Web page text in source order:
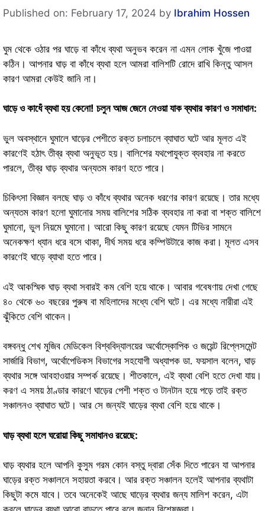
Published on: February 17, 2024 by Ibrahim Hossen
ঘুম থেকে ওঠার পর ঘাড়ে বা কাঁধে ব্যথা অনুভব করেন না এমন লোক খুঁজে পাওয়া
কঠিন। আপনার ঘাড় বা কাঁধে ব্যথা হলে আমরা বালিশটি রোদে রাখি কিন্তু আসল
কারণ আমরা কেউই জানি না।
ঘাড়ে ও কাধেঁ ব্যথা হয় কেনো! চলুন আজ জেনে নেওয়া যাক ব্যথার কারণ ও সমাধান:
ভুল অবস্থানে ঘুমালে ঘাড়ের পেশীতে রক্ত ​​চলাচলে ব্যাঘাত ঘটে আর মূলত এই
কারণেই হঠাৎ তীব্র ব্যথা অনুভূত হয়। বালিশের যথপোযুক্ত ব্যবহার না করতে
পারলে, তীব্র ঘাড় ব্যথার অন্যতম কারণ হতে পারে।
চিকিৎসা বিজ্ঞান বলছে ঘাড় ও কাঁধে ব্যথার অনেক ধরণের কারণ রয়েছে। তার মধ্যে
অন্যতম কারণ হলো ঘুমানোর সময় বালিশের সঠিক ব্যবহার না করা বা শক্ত বালিশে
ঘুমানো, ভুল নিয়মে ঘুমানো। আরো কিছু কারণ রয়েছে যেমন টিভির সামনে
অনেকক্ষণ ধ্যান ধরে বসে থাকা, দীর্ঘ সময় ধরে কম্পিউটারে কাজ করা। মূলত এসব
কারণেই ঘাড়ে ব্যাথা হতে পারে।
এই আকস্মিক ঘাড় ব্যথা সবারই কম বেশি হয়ে থাকে। আবার গবেষণায় দেখা গেছে
৪০ থেকে ৬০ বছরের পুরুষ বা মহিলাদের মধ্যে বেশি ঘটে। এর মধ্যে নারীরা এই
ঝুঁকিতে বেশি থাকেন।
বঙ্গবন্ধু শেখ মুজিব মেডিকেল বিশ্ববিদ্যালয়ের অর্থোস্কোপিক ও জয়েন্ট রিপ্লেসমেন্ট
সার্জারি বিভাগ, অর্থোপেডিকস বিভাগের সহযোগী অধ্যাপক ডা. ফয়সাল বলেন, ঘাড়
ব্যথার সঙ্গে আবহাওয়ার সম্পর্ক রয়েছে। শীতকালে, এই ব্যথা বেশি হতে দেখা যায়।
করণ এ সময় ঠাণ্ডার কারণে ঘাড়ের পেশী শক্ত ও টানটান হয়ে পড়ে তাই রক্ত ​​
সঞ্চালনও ব্যাঘাত ঘটে। আর সে জন্যই ঘাড়ের ব্যথা বেশি হয়ে থাকে।
ঘাড় ব্যথা হলে ঘরোয়া কিছু সমাধানও রয়েছে:
ঘাড় ব্যথার হলে আপনি কুসুম গরম কোন বস্তু দ্বারা সেঁক দিতে পারেন যা আপনার
ঘাড়ের রক্ত সঞ্চালনে সহায়তা করবে। আর রক্ত সঞ্চালন হলেই আপনার ব্যথাটা
কিছুটা কমে যাবে। তবে অনেকেই আছে ঘাড়ের ব্যথার জন্য মালিশ করেন, এটা